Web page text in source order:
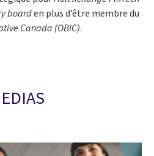
boarden plus d’être membre du
Canada (OBIC).